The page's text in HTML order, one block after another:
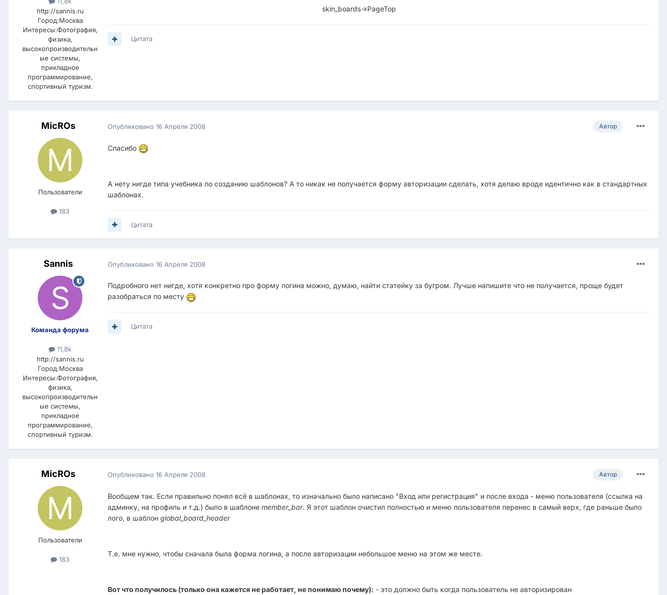
http://sannis.ru
Город:Москва
Интересы:Фотография,
физика,
высокопроизводительн
ые системы,
прикладное
программирование,
спортивный туризм.
skin_boards->PageTop
Цитата
MicROs
Пользователи
183
Автор
Опубликовано 16 Апреля 2008
Спасибо
А нету нигде типа учебника по созданию шаблонов? А то никак не получается форму авторизации сделать, хотя делаю вроде идентично как в стандартных
шаблонах.
Цитата
Sannis
Команда форума
11,8k
http://sannis.ru
Город:Москва
Интересы:Фотография,
физика,
высокопроизводительн
ые системы,
прикладное
программирование,
спортивный туризм.
Опубликовано 16 Апреля 2008
Подробного нет нигде, хотя конкретно про форму логина можно, думаю, найти статейку за бугром. Лучше напишите что не получается, проще будет
разобраться по месту
Цитата
MicROs
Пользователи
183
Автор
Опубликовано 16 Апреля 2008
Вообщем так. Если правильно понял всё в шаблонах, то изначально было написано "Вход или регистрация" и после входа - меню пользователя (ссылка на
админку, на профиль и т.д.) было в шаблоне member_bar. Я этот шаблон очистил полностью и меню пользователя перенес в самый верх, где раньше было
лого, в шаблон global_board_header
Т.е. мне нужно, чтобы сначала была форма логина, а после авторизации небольшое меню на этом же месте.
Вот что получилось (только она кажется не работает, не понимаю почему): - это должно быть когда пользователь не авторизирован